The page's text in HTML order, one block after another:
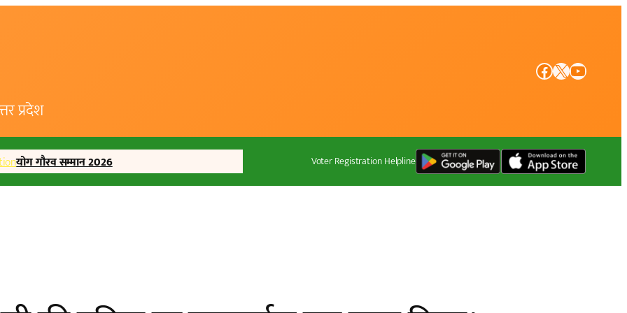
प्रदेश
Facebook X YouTube
योग गौरव सम्मान 2026 Voter Registration Helpline